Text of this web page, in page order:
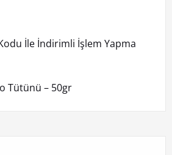
İle İndirimli İşlem Yapma
Tütünü – 50gr